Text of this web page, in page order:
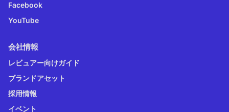
Facebook
YouTube
会社情報
レビュアー向けガイド
ブランドアセット
採用情報
イベント